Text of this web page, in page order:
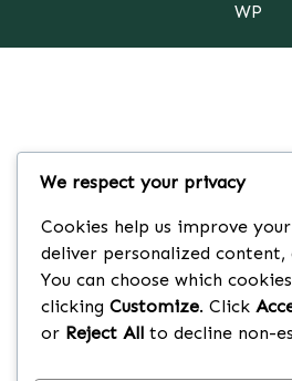
WP
We respect your privacy
Cookies help us improve
deliver personalized
You can choose which
clicking Customize. Click
or Reject All to decline non-